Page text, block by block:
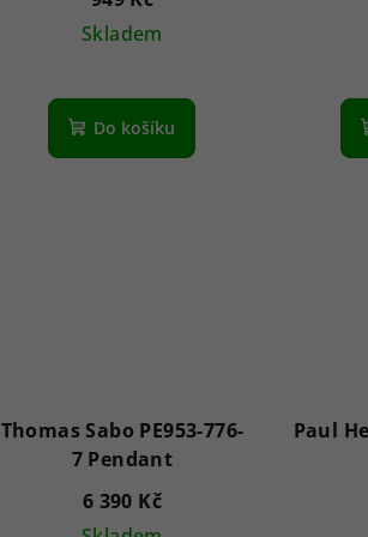
Skladem
hodnocení
produktu
je
Do košíku
Thomas Sabo PE953-776-
7 Pendant
6 390 Kč
Paul